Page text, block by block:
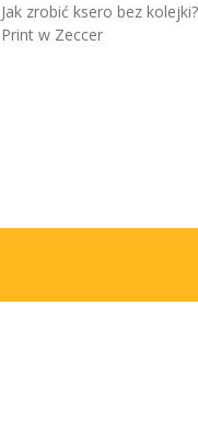
Jak zrobić ksero bez
Print w Zeccer